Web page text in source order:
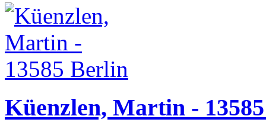
Küenzlen, Martin -